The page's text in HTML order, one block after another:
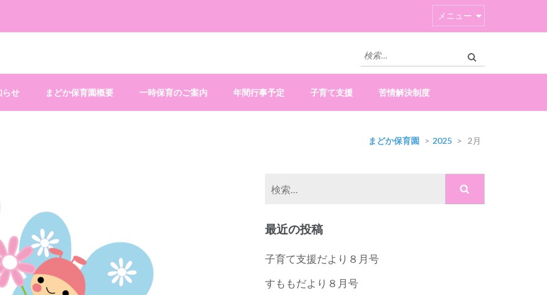
メニュー
検
索:
らせ まどか保育園概要 一時保育のご案内 年間行事予定 子育て支援 苦情解決制度
まどか保育園 > 2025 > 2月
最近の投稿
子育て支援だより８月号
すももだより８月号